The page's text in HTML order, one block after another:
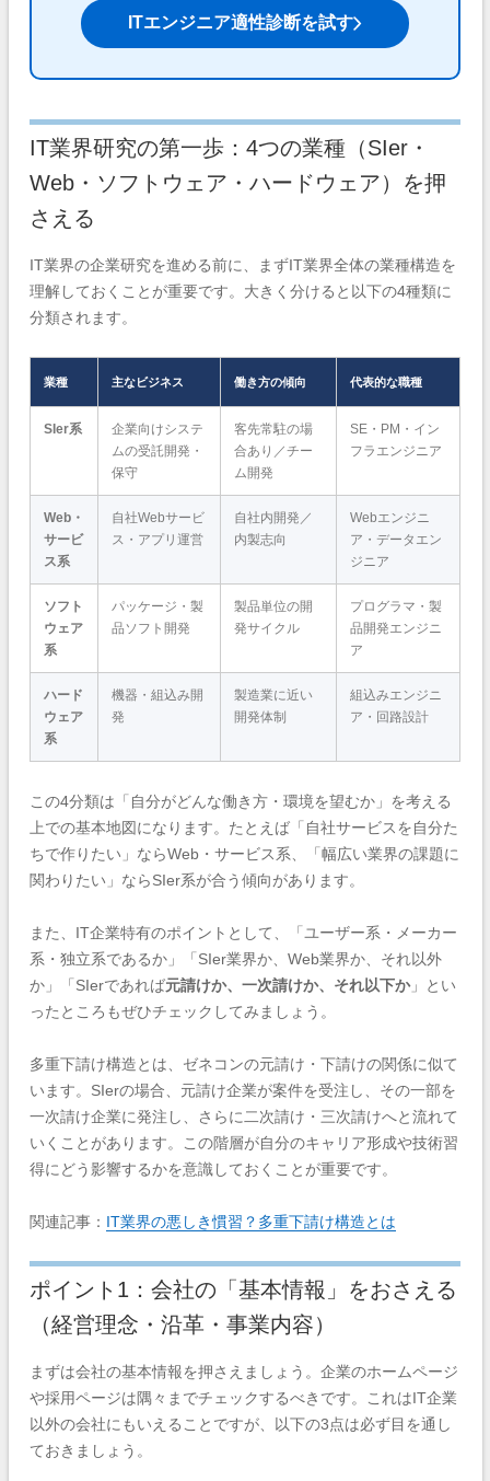
ITエンジニア適性診断を試す
IT業界研究の第一歩：4つの業種（SIer・
Web・ソフトウェア・ハードウェア）を押
さえる
IT業界の企業研究を進める前に、まずIT業界全体の業種構造を
理解しておくことが重要です。大きく分けると以下の4種類に
分類されます。
業種 主なビジネス 働き方の傾向 代表的な職種
SIer系
企業向けシステ
ムの受託開発・
保守
客先常駐の場
合あり／チー
ム開発
SE・PM・イン
フラエンジニア
Web・
サービ
ス系
自社Webサービ
ス・アプリ運営
自社内開発／
内製志向
Webエンジニ
ア・データエン
ジニア
ソフト
ウェア
系
パッケージ・製
品ソフト開発
製品単位の開
発サイクル
プログラマ・製
品開発エンジニ
ア
ハード
ウェア
系
機器・組込み開
発
製造業に近い
開発体制
組込みエンジニ
ア・回路設計
この4分類は「自分がどんな働き方・環境を望むか」を考える
上での基本地図になります。たとえば「自社サービスを自分た
ちで作りたい」ならWeb・サービス系、「幅広い業界の課題に
関わりたい」ならSIer系が合う傾向があります。
また、IT企業特有のポイントとして、「ユーザー系・メーカー
系・独立系であるか」「SIer業界か、Web業界か、それ以外
か」「SIerであれば元請けか、一次請けか、それ以下か」とい
ったところもぜひチェックしてみましょう。
多重下請け構造とは、ゼネコンの元請け・下請けの関係に似て
います。SIerの場合、元請け企業が案件を受注し、その一部を
一次請け企業に発注し、さらに二次請け・三次請けへと流れて
いくことがあります。この階層が自分のキャリア形成や技術習
得にどう影響するかを意識しておくことが重要です。
関連記事： IT業界の悪しき慣習？多重下請け構造とは
ポイント1：会社の「基本情報」をおさえる
（経営理念・沿革・事業内容）
まずは会社の基本情報を押さえましょう。企業のホームページ
や採用ページは隅々までチェックするべきです。これはIT企業
以外の会社にもいえることですが、以下の3点は必ず目を通し
ておきましょう。